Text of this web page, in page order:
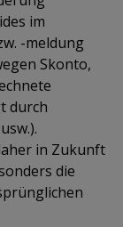
im
-meldung
Skonto,
durch
in Zukunft
die